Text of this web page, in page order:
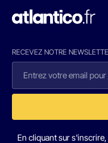
RECEVEZ NOTRE
En cliquant sur